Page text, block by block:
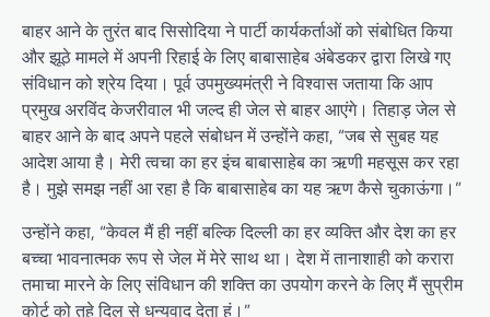
बाहर आने के तुरंत बाद सिसोदिया ने पार्टी कार्यकर्ताओं को संबोधित किया
और झूठे मामले में अपनी रिहाई के लिए बाबासाहेब अंबेडकर द्वारा लिखे गए
संविधान को श्रेय दिया। पूर्व उपमुख्यमंत्री ने विश्वास जताया कि आप
प्रमुख अरविंद केजरीवाल भी जल्द ही जेल से बाहर आएंगे। तिहाड़ जेल से
बाहर आने के बाद अपने पहले संबोधन में उन्होंने कहा, “जब से सुबह यह
आदेश आया है। मेरी त्वचा का हर इंच बाबासाहेब का ऋणी महसूस कर रहा
है। मुझे समझ नहीं आ रहा है कि बाबासाहेब का यह ऋण कैसे चुकाऊंगा।”
उन्होंने कहा, “केवल मैं ही नहीं बल्कि दिल्ली का हर व्यक्ति और देश का हर
बच्चा भावनात्मक रूप से जेल में मेरे साथ था। देश में तानाशाही को करारा
तमाचा मारने के लिए संविधान की शक्ति का उपयोग करने के लिए मैं सुप्रीम
कोर्ट को तहे दिल से धन्यवाद देता हूं।”